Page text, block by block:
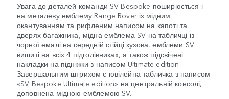
Увага до деталей команди SV Bespoke поширюється і
на металеву емблему Range Rover із мідним
окантуванням та рифленим написом на капоті та
дверях багажника, мідна емблема SV на табличці із
чорної емалі на середній стійці кузова, емблеми SV
вишиті на всіх 4 підголівниках, а також підсвічені
накладки на підніжки з написом Ultimate edition.
Завершальним штрихом є ювілейна табличка з написом
«SV Bespoke Ultimate edition» на центральній консолі,
доповнена мідною емблемою SV.